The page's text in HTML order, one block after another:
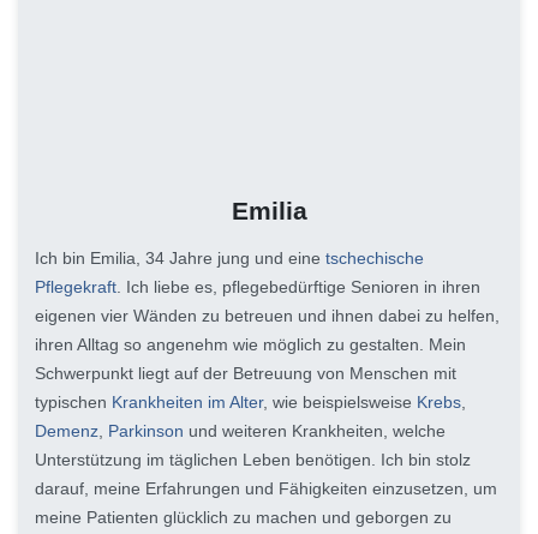
Emilia
Ich bin Emilia, 34 Jahre jung und eine tschechische
Pflegekraft. Ich liebe es, pflegebedürftige Senioren in ihren
eigenen vier Wänden zu betreuen und ihnen dabei zu helfen,
ihren Alltag so angenehm wie möglich zu gestalten. Mein
Schwerpunkt liegt auf der Betreuung von Menschen mit
typischen Krankheiten im Alter, wie beispielsweise Krebs,
Demenz, Parkinson und weiteren Krankheiten, welche
Unterstützung im täglichen Leben benötigen. Ich bin stolz
darauf, meine Erfahrungen und Fähigkeiten einzusetzen, um
meine Patienten glücklich zu machen und geborgen zu